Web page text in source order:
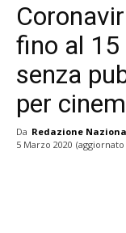
fino al
senza
per
Da Redazione
5 Marzo 2020 (aggiornato